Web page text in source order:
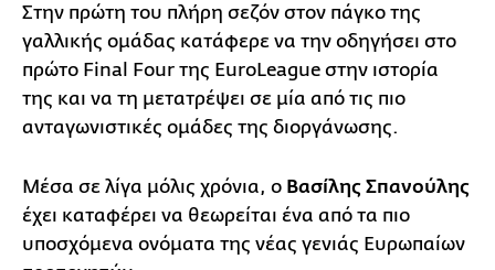
Στην πρώτη του πλήρη σεζόν στον πάγκο της
γαλλικής ομάδας κατάφερε να την οδηγήσει στο
πρώτο Final Four της EuroLeague στην ιστορία
της και να τη μετατρέψει σε μία από τις πιο
ανταγωνιστικές ομάδες της διοργάνωσης.
Μέσα σε λίγα μόλις χρόνια, ο Βασίλης Σπανούλης
έχει καταφέρει να θεωρείται ένα από τα πιο
υποσχόμενα ονόματα της νέας γενιάς Ευρωπαίων